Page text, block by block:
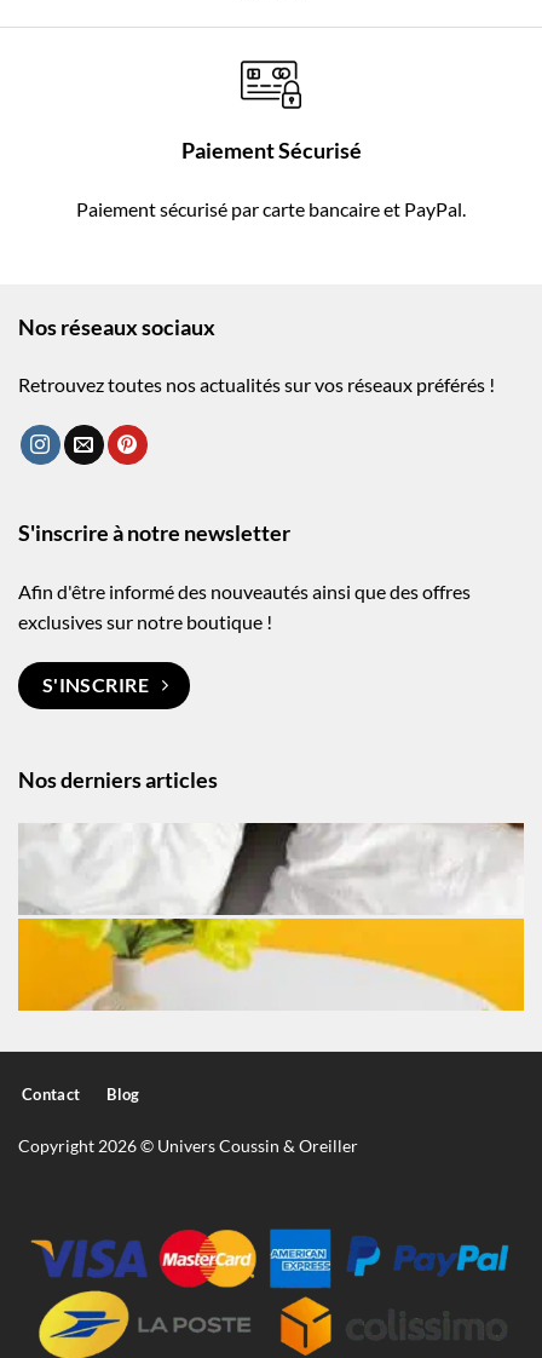
Paiement Sécurisé
Paiement sécurisé par carte bancaire et PayPal.
Nos réseaux sociaux
Retrouvez toutes nos actualités sur vos réseaux préférés !
Nos derniers articles
S'inscrire à notre newsletter
Afin d'être informé des nouveautés ainsi que des offres
exclusives sur notre boutique !
S'INSCRIRE
Contact Blog
Copyright 2026 © Univers Coussin & Oreiller